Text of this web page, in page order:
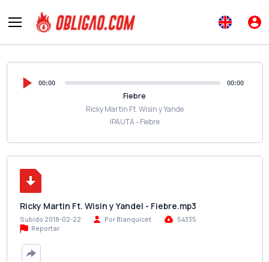
00:00 00:00
Fiebre
Ricky Martin Ft. Wisin y Yande
IPAUTA - Fiebre
Ricky Martin Ft. Wisin y Yandel - Fiebre.mp3
Subido 2018-02-22 Por Blanquicet
54335
Reportar